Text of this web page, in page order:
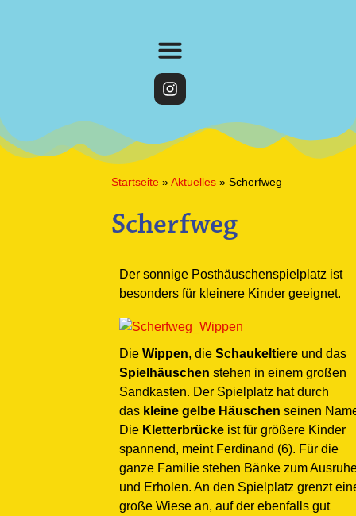
Startseite »Aktuelles » Scherfweg
Scherfweg
Der sonnige Posthäuschenspielplatz ist
besonders für kleinere Kinder geeignet.
Die Wippen, die Schaukeltiere und das
Spielhäuschen stehen in einem großen
Sandkasten. Der Spielplatz hat durch
das kleine gelbe Häuschen seinen
Die Kletterbrücke ist für größere Kinder
spannend, meint Ferdinand (6). Für die
ganze Familie stehen Bänke zum
und Erholen. An den Spielplatz grenzt
große Wiese an, auf der ebenfalls gut